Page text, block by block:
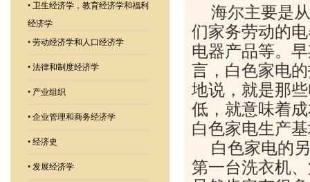
• 卫生经济学，教育经济学和福利
经济学
• 劳动经济学和人口经济学
• 法律和制度经济学
• 产业组织
• 企业管理和商务经济学
• 经济史
• 发展经济学
海尔主要是
们家务劳动的
电器产品等。
言，白色家电
地说，就是那
低，就意味着
白色家电生产
白色家电的
第一台洗衣机